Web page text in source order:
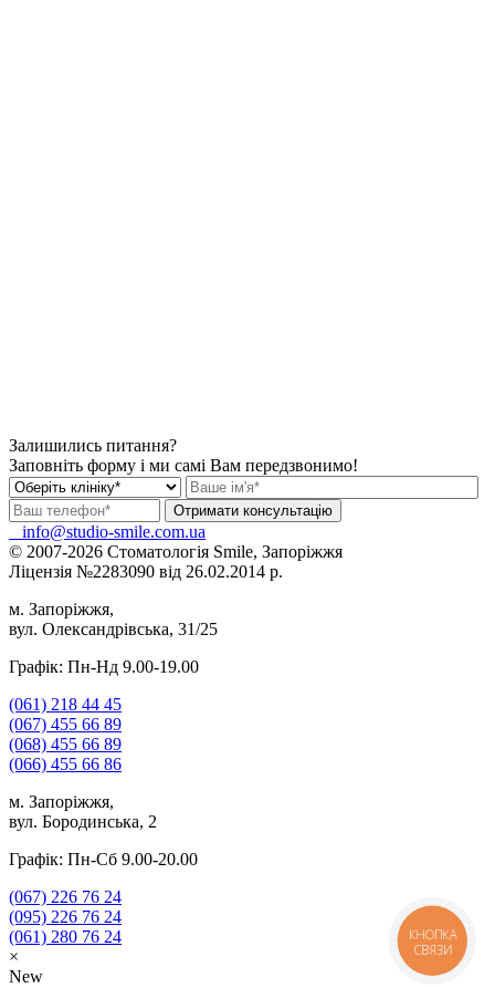
Залишились питання?
Заповніть форму і ми самі Вам передзвонимо!
info@studio-smile.com.ua
© 2007-2026 Стоматологія Smile, Запоріжжя
Ліцензія №2283090 від 26.02.2014 р.
м. Запоріжжя,
вул. Олександрівська, 31/25
Графік: Пн-Нд 9.00-19.00
(061) 218 44 45
(067) 455 66 89
(068) 455 66 89
(066) 455 66 86
м. Запоріжжя,
вул. Бородинська, 2
Графік: Пн-Сб 9.00-20.00
(067) 226 76 24
(095) 226 76 24
(061) 280 76 24
×
New
КНОПКА
СВЯЗИ